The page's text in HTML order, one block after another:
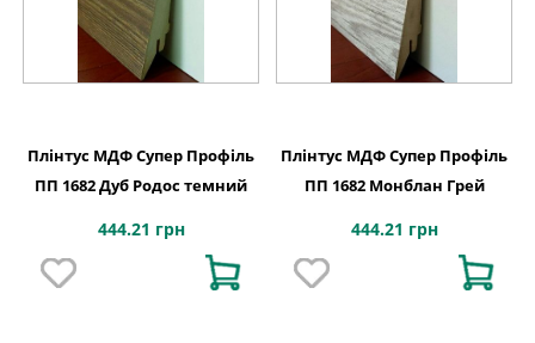
Плінтус МДФ Супер Профіль
ПП 1682 Дуб Родос темний
444.21 грн
Плінтус МДФ Супер Профіль
ПП 1682 Монблан Грей
444.21 грн